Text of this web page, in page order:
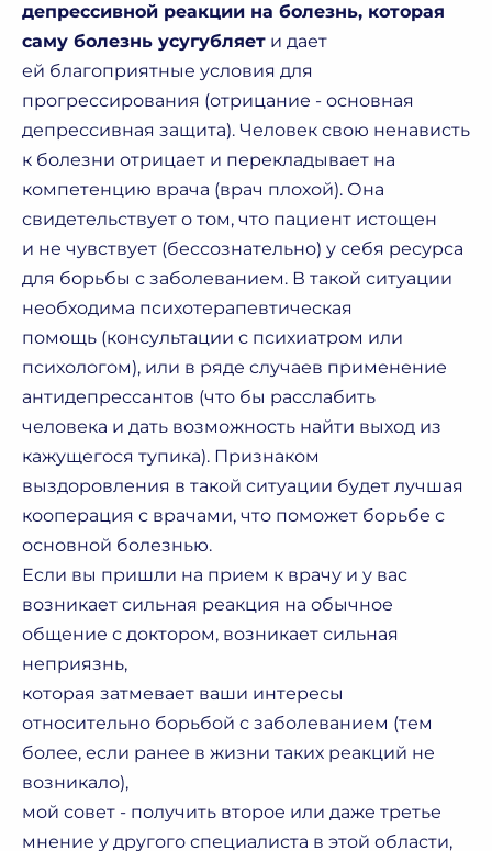
депрессивной реакции на болезнь, которая
саму болезнь усугубляет и дает
ей благоприятные условия для
прогрессирования (отрицание - основная
депрессивная защита). Человек свою ненависть
к болезни отрицает и перекладывает на
компетенцию врача (врач плохой). Она
свидетельствует о том, что пациент истощен
и не чувствует (бессознательно) у себя ресурса
для борьбы с заболеванием. В такой ситуации
необходима психотерапевтическая
помощь (консультации с психиатром или
психологом), или в ряде случаев применение
антидепрессантов (что бы расслабить
человека и дать возможность найти выход из
кажущегося тупика). Признаком
выздоровления в такой ситуации будет лучшая
кооперация с врачами, что поможет борьбе с
основной болезнью.
Если вы пришли на прием к врачу и у вас
возникает сильная реакция на обычное
общение с доктором, возникает сильная
неприязнь,
которая затмевает ваши интересы
относительно борьбой с заболеванием (тем
более, если ранее в жизни таких реакций не
возникало),
мой совет - получить второе или даже третье
мнение у другого специалиста в этой области,